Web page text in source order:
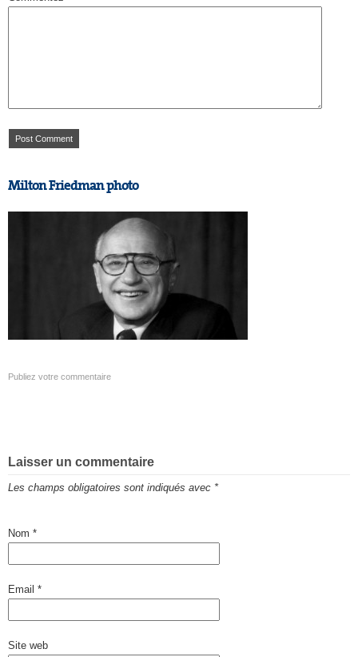
Milton Friedman photo
Publiez votre commentaire
Laisser un commentaire
Les champs obligatoires sont indiqués avec *
Nom *
Email *
Site web